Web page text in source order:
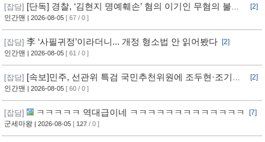
[잡담] [단독] 경찰, ‘김현지 명예훼손’ 혐의 이기인 무혐의 불송
치
[2]
인간맨 | 2026-08-05 [ 67 / 0 ]
[잡담] 李 ‘사필귀정’이라더니... 개정 형소법 안 읽어봤다
[2]
인간맨 | 2026-08-05 [ 61 / 0 ]
[잡담] [속보]민주, 선관위 특검 국민추천위원에 조두현·조기연
변호사, 하상응 교수 추천
[2]
인간맨 | 2026-08-05 [ 60 / 0 ]
[잡담] ㅋㅋㅋㅋㅋ 역대급이네 ㅋㅋㅋㅋㅋㅋㅋㅋㅋㅋㅋㅋㅋ
[7]
군세마왕 | 2026-08-05 [ 127 / 0 ]